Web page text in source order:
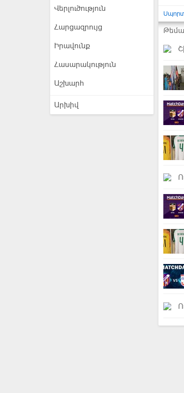
Վերլուծություն
Հարցազրույց
Իրավունք
Հասարակություն
Աշխարհ
Արխիվ